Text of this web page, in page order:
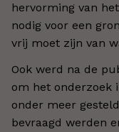
hervorming van
nodig voor een
vrij moet zijn van
Ook werd na de
om het onderzoek
onder meer
bevraagd werden